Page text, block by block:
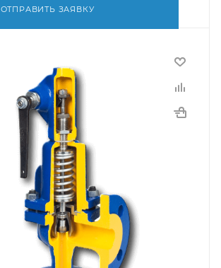
ОТПРАВИТЬ ЗАЯВКУ